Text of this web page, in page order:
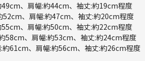
、肩幅:約44cm、袖丈:約19cm程度
52cm、肩幅:約47cm、袖丈:約20cm程度
、肩幅:約50cm、袖丈:約22cm程度
58cm、肩幅:約53cm、袖丈:約24cm程度
約61cm、肩幅:約56cm、袖丈:約26cm程度